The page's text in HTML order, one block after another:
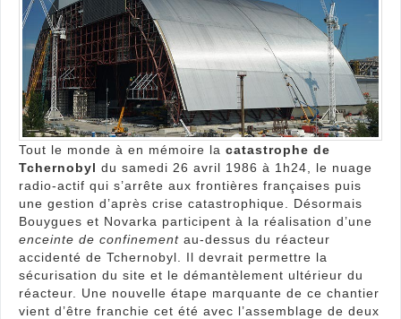
Tout le monde à en mémoire la catastrophe de
Tchernobyl du samedi 26 avril 1986 à 1h24, le nuage
radio-actif qui s’arrête aux frontières françaises puis
une gestion d’après crise catastrophique. Désormais
Bouygues et Novarka participent à la réalisation d’une
enceinte de confinement au-dessus du réacteur
accidenté de Tchernobyl. Il devrait permettre la
sécurisation du site et le démantèlement ultérieur du
réacteur. Une nouvelle étape marquante de ce chantier
vient d’être franchie cet été avec l’assemblage de deux